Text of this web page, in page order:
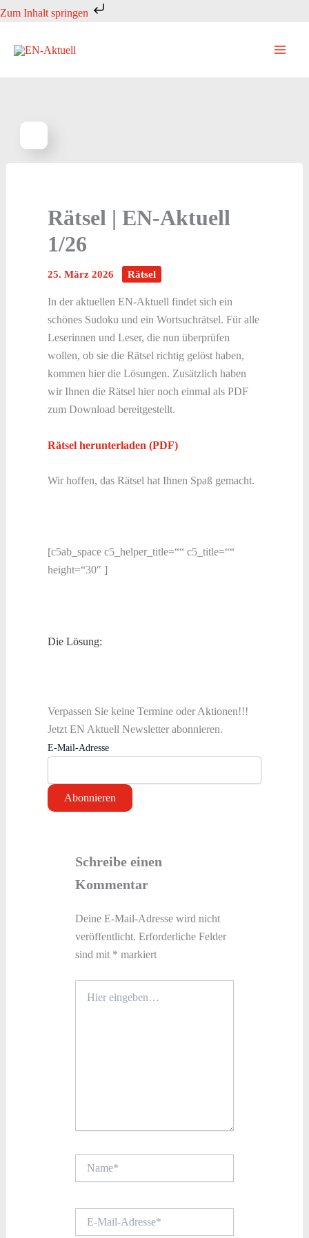
Zum Inhalt springen
Zum
springen
Rätsel | EN-Aktuell
1/26
25. März 2026 Rätsel
In der aktuellen EN-Aktuell findet sich ein
schönes Sudoku und ein Wortsuchrätsel. Für alle
Leserinnen und Leser, die nun überprüfen
wollen, ob sie die Rätsel richtig gelöst haben,
kommen hier die Lösungen. Zusätzlich haben
wir Ihnen die Rätsel hier noch einmal als PDF
zum Download bereitgestellt.
Rätsel herunterladen (PDF)
Wir hoffen, das Rätsel hat Ihnen Spaß gemacht.
[c5ab_space c5_helper_title=““ c5_title=““
height=“30″ ]
Die Lösung:
Verpassen Sie keine Termine oder Aktionen!!!
Jetzt EN Aktuell Newsletter abonnieren.
E-Mail-Adresse
Schreibe einen
Kommentar
Deine E-Mail-Adresse wird nicht
veröffentlicht. Erforderliche Felder
sind mit * markiert
eingeben…
Mail-